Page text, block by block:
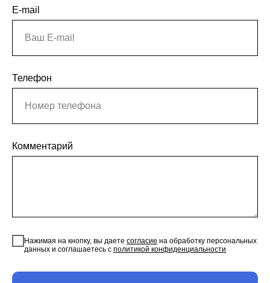
E-mail
Телефон
Комментарий
Нажимая на кнопку, вы даете согласие на обработку персональных
данных и соглашаетесь c политикой конфиденциальности